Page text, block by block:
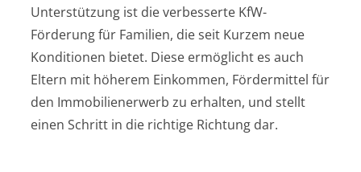
Unterstützung ist die verbesserte KfW-
Förderung für Familien, die seit Kurzem neue
Konditionen bietet. Diese ermöglicht es auch
Eltern mit höherem Einkommen, Fördermittel für
den Immobilienerwerb zu erhalten, und stellt
einen Schritt in die richtige Richtung dar.